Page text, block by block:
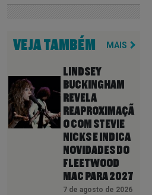
VEJA TAMBÉM MAIS
LINDSEY
BUCKINGHAM
REVELA
REAPROXIMAÇÃ
O COM STEVIE
NICKS E INDICA
NOVIDADES DO
FLEETWOOD
MAC PARA 2027
7 de agosto de 2026